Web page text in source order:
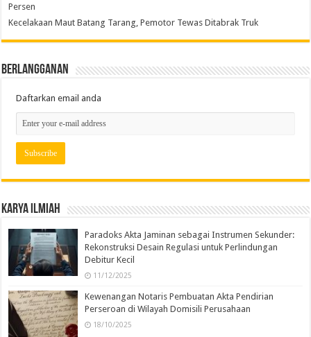
Persen
Kecelakaan Maut Batang Tarang, Pemotor Tewas Ditabrak Truk
Berlangganan
Daftarkan email anda
Karya Ilmiah
Paradoks Akta Jaminan sebagai Instrumen Sekunder:
Rekonstruksi Desain Regulasi untuk Perlindungan
Debitur Kecil
11/12/2025
Kewenangan Notaris Pembuatan Akta Pendirian
Perseroan di Wilayah Domisili Perusahaan
18/10/2025